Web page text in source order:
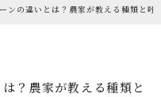
ンの違いとは？農家が教える種類と呼
？農家が教える種類と